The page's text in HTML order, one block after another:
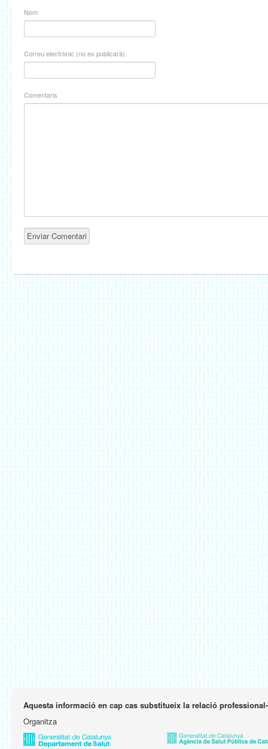
Nom
Correu electrònic (no es publicarà)
Comentaris
Aquesta informació en cap cas substitueix la relació
Organitza